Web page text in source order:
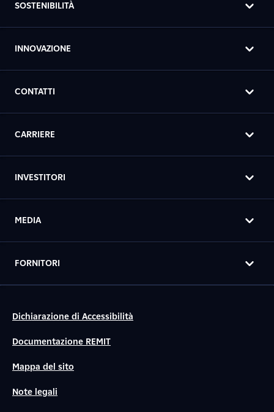
SOSTENIBILITÀ
INNOVAZIONE
CONTATTI
CARRIERE
INVESTITORI
MEDIA
FORNITORI
Dichiarazione di Accessibilità
Documentazione REMIT
Mappa del sito
Note legali